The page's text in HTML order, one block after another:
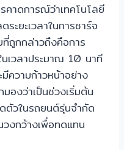
คาดการณ์ว่าเทคโนโลยี
ะยะเวลาในการชาร์จ
ถูกกล่าวถึงคือการ
เวลาประมาณ 10 นาที
มีความก้าวหน้าอย่าง
องว่าเป็นช่วงเริ่มต้น
ตัวในรถยนต์รุ่นจำกัด
วงกว้างเพื่อทดแทน